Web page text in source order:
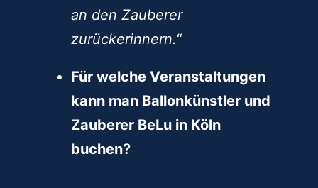
an den Zauberer
zurückerinnern.“
Für welche Veranstaltungen
kann man Ballonkünstler und
Zauberer BeLu in Köln
buchen?